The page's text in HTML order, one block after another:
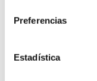
Preferencias
Estadística
Sigilos. La imagen